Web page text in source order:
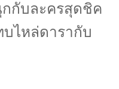
กกับละครสุดชิค
บไหล่ดารากับ